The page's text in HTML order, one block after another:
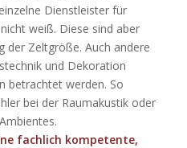
Dienstleister für
weiß. Diese sind aber
der Zeltgröße. Auch andere
und Dekoration
betrachtet werden. So
bei der Raumakustik oder
fachlich kompetente,